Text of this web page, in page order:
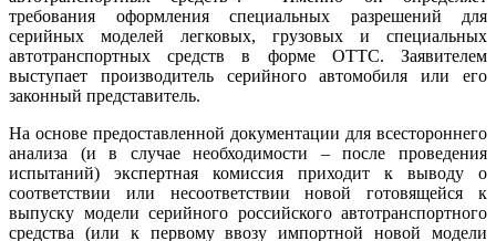
требования оформления специальных разрешений для
серийных моделей легковых, грузовых и специальных
автотранспортных средств в форме ОТТС. Заявителем
выступает производитель серийного автомобиля или его
законный представитель.
На основе предоставленной документации для всестороннего
анализа (и в случае необходимости – после проведения
испытаний) экспертная комиссия приходит к выводу о
соответствии или несоответствии новой готовящейся к
выпуску модели серийного российского автотранспортного
средства (или к первому ввозу импортной новой модели